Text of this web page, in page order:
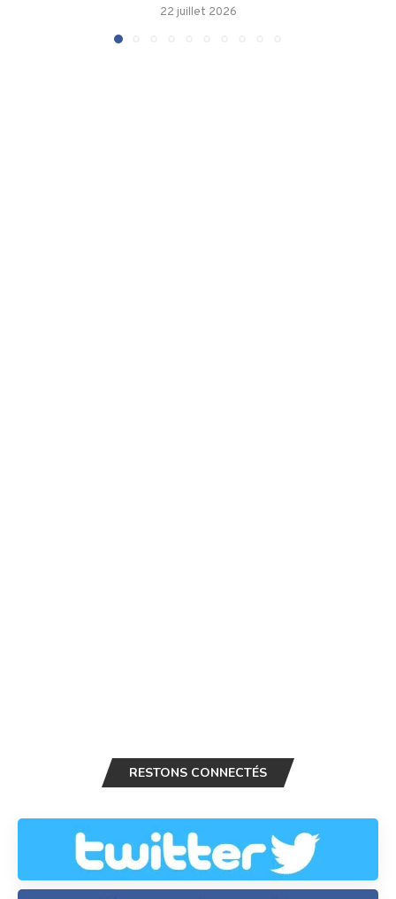
22 juillet 2026
RESTONS CONNECTÉS